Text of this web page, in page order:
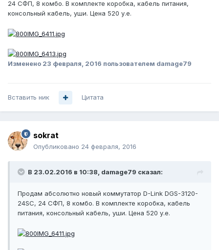
24 СФП, 8 комбо. В комплекте коробка, кабель питания,
консольный кабель, уши. Цена 520 у.е.
Изменено 23 февраля, 2016 пользователем damage79
Вставить ник Цитата
sokrat
Опубликовано 24 февраля, 2016
В 23.02.2016 в 10:38, damage79 сказал:
Продам абсолютно новый коммутатор D-Link DGS-3120-
24SC, 24 СФП, 8 комбо. В комплекте коробка, кабель
питания, консольный кабель, уши. Цена 520 у.е.